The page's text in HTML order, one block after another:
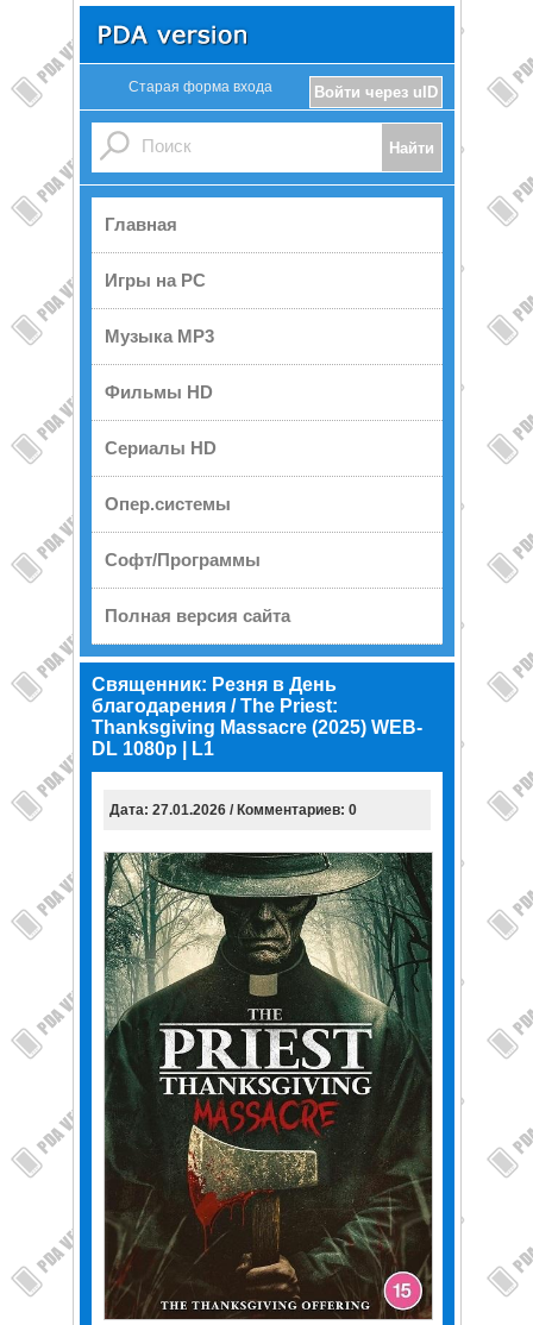
Войти через uID
Старая форма входа
Главная
Игры на PC
Музыка MP3
Фильмы HD
Сериалы HD
Опер.системы
Софт/Программы
Полная версия сайта
Священник: Резня в День
благодарения / The Priest:
Thanksgiving Massacre (2025) WEB-
DL 1080p | L1
Дата: 27.01.2026 / Комментариев: 0